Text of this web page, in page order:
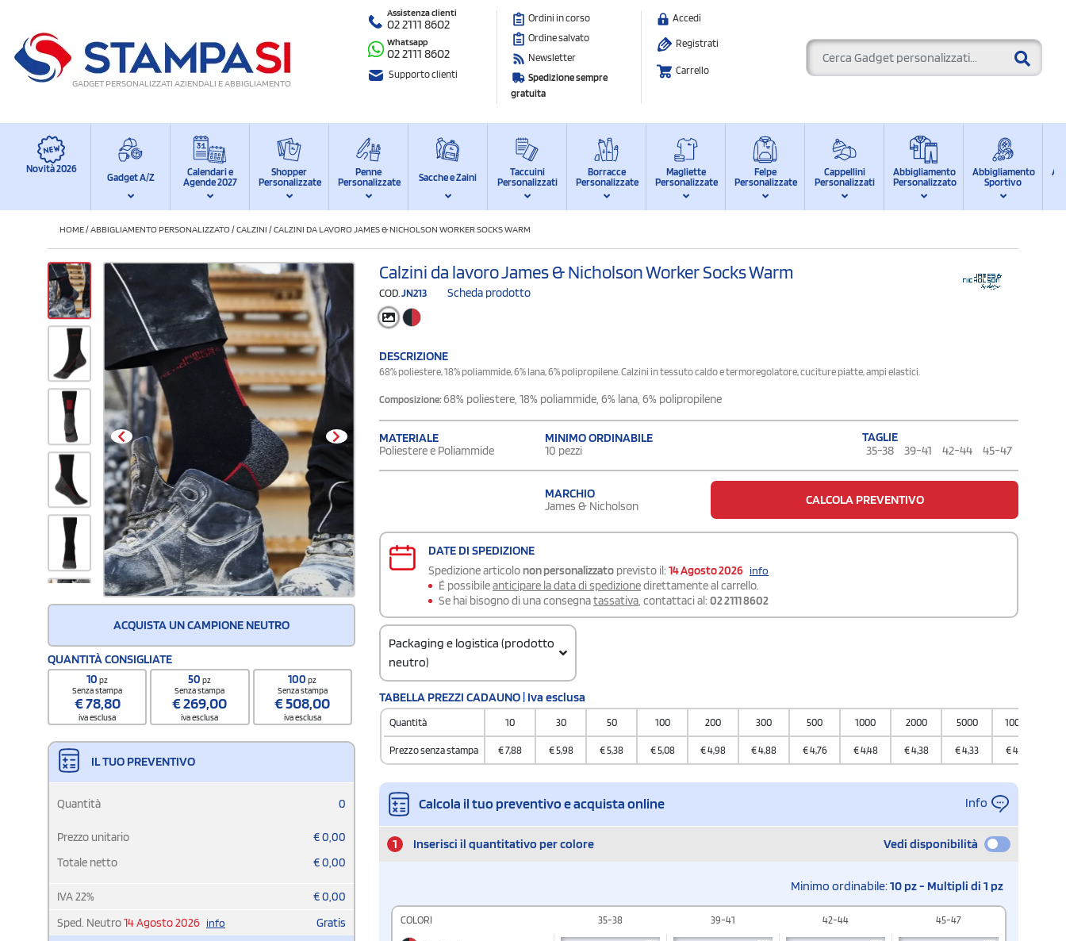
GADGET PERSONALIZZATI AZIENDALI E ABBIGLIAMENTO
Assistenza clienti
02 2111 8602
Whatsapp
02 2111 8602
Supporto clienti
Ordini in corso
Ordine salvato
Newsletter
Spedizione sempre
gratuita
Accedi
Registrati
Carrello
Novità 2026
Gadget A/Z
Calendari e
Agende 2027
Shopper
Personalizzate
Penne
Personalizzate
Sacche e Zaini
Taccuini
Personalizzati
Borracce
Personalizzate
Magliette
Personalizzate
Felpe
Personalizzate
Cappellini
Personalizzati
Abbigliamento
Personalizzato
Abbigliamento
Sportivo
HOME/ABBIGLIAMENTO PERSONALIZZATO/CALZINI /CALZINI DA LAVORO JAMES & NICHOLSON WORKER SOCKS WARM
ACQUISTA UN CAMPIONE NEUTRO
QUANTITÀ CONSIGLIATE
10pz
Senza stampa
€78,80
iva esclusa
50pz
Senza stampa
€269,00
iva esclusa
100pz
Senza stampa
€508,00
iva esclusa
IL TUO PREVENTIVO
Quantità 0
Prezzo unitario €0,00
Totale netto
€0,00
IVA22% €0,00
Sped. Neutro14 Agosto 2026 info Gratis
Calzini da lavoro James & Nicholson Worker Socks Warm
COD. JN213 Scheda prodotto
DESCRIZIONE
68% poliestere, 18% poliammide, 6% lana, 6% polipropilene. Calzini in tessuto caldo e termoregolatore, cuciture piatte, ampi elastici.
Composizione: 68% poliestere, 18% poliammide, 6% lana, 6% polipropilene
MATERIALE
Poliestere e Poliammide
MINIMO ORDINABILE
10 pezzi
TAGLIE
35-38
39-41 42-44 45-47
MARCHIO
James & Nicholson CALCOLA PREVENTIVO
DATE DI SPEDIZIONE
Spedizione articolo non personalizzato previsto il: 14 Agosto 2026 info
É possibileanticipare la data di spedizionedirettamente al carrello.
Se hai bisogno di una consegnatassativa , contattaci al: 02 2111 8602
Packaging e logistica (prodotto
neutro)
61159699
TABELLA PREZZI CADAUNO | Iva esclusa
Quantità 10 30 50 100 200 300 500 1000 2000 5000 10000
Prezzo senza stampa €7,88 €5,98 €5,38 €5,08 €4,98 €4,88 €4,76 €4,48 €4,38 €4,33 €4,28
Calcola il tuo preventivo e acquista online Info
1 Inserisci il quantitativo per colore Vedi disponibilità
Minimo ordinabile:10 pz - Multipli di 1 pz
COLORI 35-38 39-41 42-44 45-47